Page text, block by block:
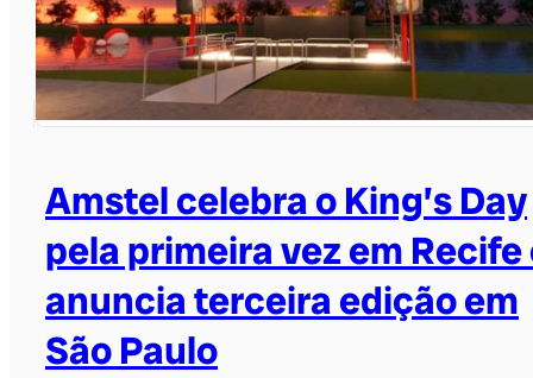
Amstel celebra o King’s Day
pela primeira vez em Recife
anuncia terceira edição em
São Paulo